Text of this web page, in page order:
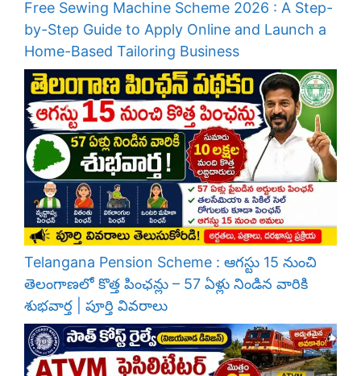
Free Sewing Machine Scheme 2026 : A Step-
by-Step Guide to Apply Online and Launch a
Home-Based Tailoring Business
Telangana Pension Scheme : ఆగస్టు 15 నుంచి
తెలంగాణలో కొత్త పింఛన్లు – 57 ఏళ్లు నిండిన వారికి
శుభవార్త | పూర్తి వివరాలు